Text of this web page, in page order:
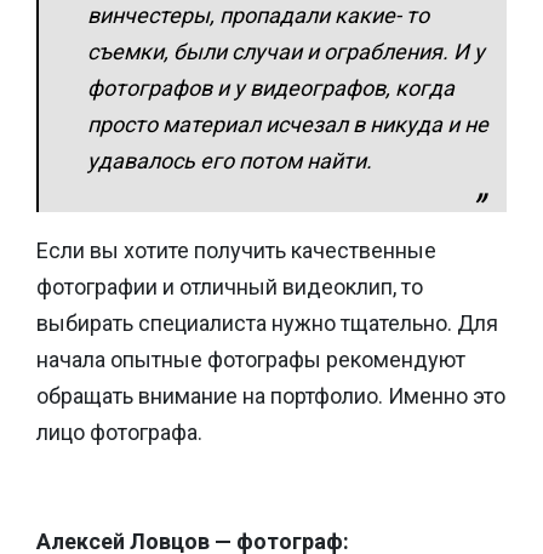
винчестеры, пропадали какие- то
съемки, были случаи и ограбления. И у
фотографов и у видеографов, когда
просто материал исчезал в никуда и не
удавалось его потом найти.
Если вы хотите получить качественные
фотографии и отличный видеоклип, то
выбирать специалиста нужно тщательно. Для
начала опытные фотографы рекомендуют
обращать внимание на портфолио. Именно это
лицо фотографа.
Алексей Ловцов — фотограф: